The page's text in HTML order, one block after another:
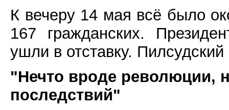
К вечеру 14 мая всё было
167 гражданских.
ушли в отставку. Пилсудский
"Нечто вроде революции,
последствий"